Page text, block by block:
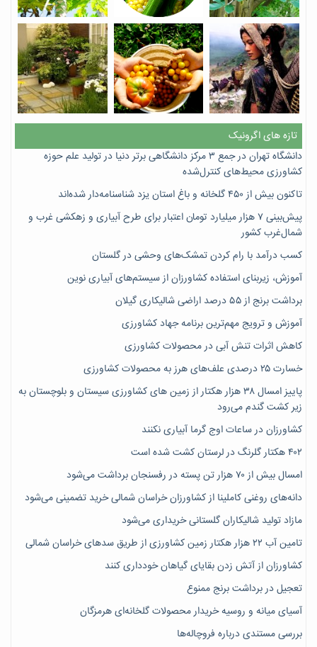
تازه های اگرونیک
دانشگاه تهران در جمع ۳ مرکز دانشگاهی برتر دنیا در تولید علم حوزه
کشاورزی محیط‌های کنترل‌شده
تاکنون بیش از ۴۵۰ گلخانه و باغ استان یزد شناسنامه‌دار شده‌اند
پیش‌بینی ۷‌ هزار میلیارد تومان اعتبار برای طرح آبیاری و زهکشی غرب و
شمال‌غرب کشور
کسب درآمد با رام کردن تمشک‌های وحشی در گلستان
آموزش، زیربنای استفاده کشاورزان از سیستم‌های آبیاری نوین
برداشت برنج از ۵۵ درصد اراضی شالیکاری گیلان
آموزش و ترویج مهم‌ترین برنامه جهاد کشاورزی
کاهش اثرات تنش آبی در محصولات کشاورزی
خسارت ۲۵ درصدی علف‌های هرز به محصولات کشاورزی
پاییز امسال ۳۸ هزار هکتار از زمین های کشاورزی سیستان و بلوچستان به
زیر کشت گندم می‌رود
کشاورزان در ساعات اوج گرما آبیاری نکنند
۴۰۲ هکتار گلرنگ در لرستان کشت شده است
امسال بیش از ۷۰ هزار تن پسته در رفسنجان برداشت می‌شود
دانه‌های روغنی کاملینا از کشاورزان خراسان شمالی خرید تضمینی می‌شود
مازاد تولید شالیکاران گلستانی خریداری می‌شود
تامین آب ۲۲ هزار هکتار زمین کشاورزی از طریق سدهای خراسان شمالی
کشاورزان از آتش زدن بقایای گیاهان خودداری کنند
تعجیل در برداشت برنج ممنوع
آسیای میانه و روسیه خریدار محصولات گلخانه‌ای هرمزگان
بررسی مستندی درباره فروچاله‌ها